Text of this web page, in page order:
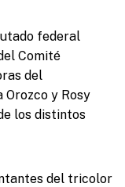
federal
Comité
del
Orozco y Rosy
los distintos
del tricolor